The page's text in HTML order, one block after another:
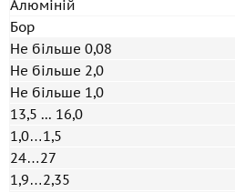
Алюміній
Бор
Не більше 0,08
Не більше 2,0
Не більше 1,0
13,5 ... 16,0
1,0…1,5
24…27
1,9…2,35